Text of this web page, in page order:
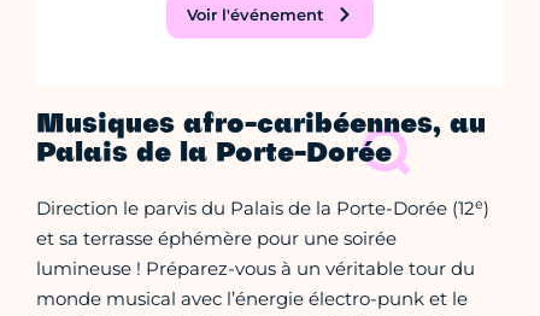
Voir l'événement
Musiques afro-caribéennes, au
Palais de la Porte-Dorée
Direction le parvis du Palais de la Porte-Dorée (12e)
et sa terrasse éphémère pour une soirée
lumineuse ! Préparez-vous à un véritable tour du
monde musical avec l’énergie électro-punk et le